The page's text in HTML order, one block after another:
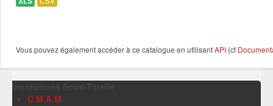
Vous pouvez également accéder à ce catalogue en utilisantAPI (cf
C.M.A.M